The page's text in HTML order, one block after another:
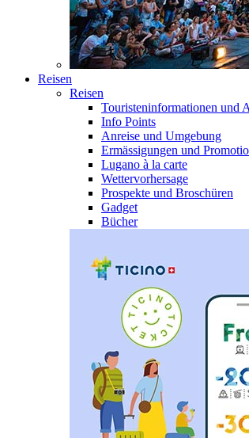
Reisen
Reisen
Touristeninformationen und
Info Points
Anreise und Umgebung
Ermässigungen und
Lugano à la carte
Wettervorhersage
Prospekte und Broschüren
Gadget
Bücher